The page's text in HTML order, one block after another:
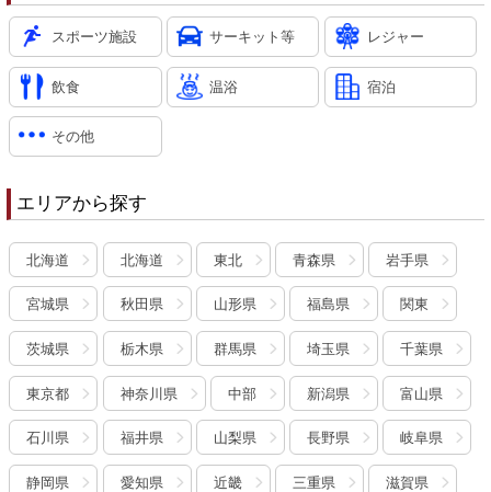
スポーツ施設 サーキット等 レジャー
飲食 温浴 宿泊
その他
エリアから探す
北海道 北海道 東北 青森県 岩手県
宮城県 秋田県 山形県 福島県 関東
茨城県 栃木県 群馬県 埼玉県 千葉県
東京都 神奈川県 中部 新潟県 富山県
石川県 福井県 山梨県 長野県 岐阜県
静岡県 愛知県 近畿 三重県 滋賀県